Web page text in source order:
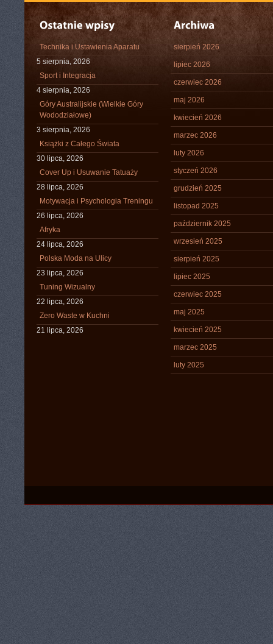
Technika i Ustawienia Aparatu
5 sierpnia, 2026
Sport i Integracja
4 sierpnia, 2026
Góry Australijskie (Wielkie Góry
Wododziałowe)
3 sierpnia, 2026
Książki z Całego Świata
30 lipca, 2026
Cover Up i Usuwanie Tatuaży
28 lipca, 2026
Motywacja i Psychologia Treningu
26 lipca, 2026
Afryka
24 lipca, 2026
Polska Moda na Ulicy
23 lipca, 2026
Tuning Wizualny
22 lipca, 2026
Zero Waste w Kuchni
21 lipca, 2026
sierpień 2026
lipiec 2026
czerwiec 2026
maj 2026
kwiecień 2026
marzec 2026
luty 2026
styczeń 2026
grudzień 2025
listopad 2025
październik 2025
wrzesień 2025
sierpień 2025
lipiec 2025
czerwiec 2025
maj 2025
kwiecień 2025
marzec 2025
luty 2025